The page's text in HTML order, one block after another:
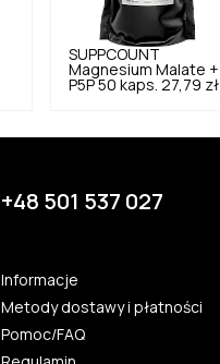
SUPPCOUNT
Magnesium Malate +
P5P 50 kaps. 27,79 zł
+48 501 537 027
Informacje
Metody dostawy i płatności
Pomoc/FAQ